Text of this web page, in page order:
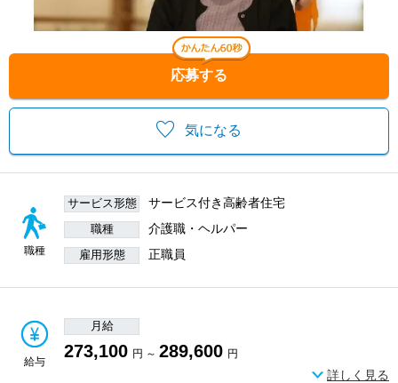
気になる
応募する
職種
サービス形態 サービス付き高齢者住宅
職種 介護職・ヘルパー
雇用形態 正職員
給与
月給
273,100 円 ～ 289,600 円
詳しく見る